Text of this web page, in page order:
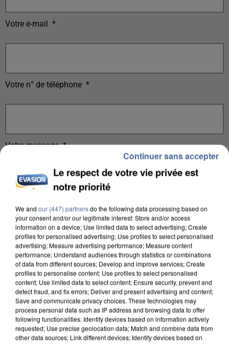
Votre e-mail *
Votre n° de téléphone *
Votre message*
Taille maximum : 500 caractères
Votre CV
L'upload de fichier est limité à 2Mo pour les images et PDF et 5Mo pour les
audios.
Votre lettre de motivation
Le respect de votre vie privée est
notre priorité
We and our (447) partnersdo the following data processing based on
your consent and/or our legitimate interest: Store and/or access
information on a device; Use limited data to select advertising; Create
profiles for personalised advertising; Use profiles to select personalised
advertising; Measure advertising performance; Measure content
performance; Understand audiences through statistics or combinations
of data from different sources; Develop and improve services; Create
profiles to personalise content; Use profiles to select personalised
content; Use limited data to select content; Ensure security, prevent and
detect fraud, and fix errors; Deliver and present advertising and content;
Save and communicate privacy choices. These technologies may
process personal data such as IP address and browsing data to offer
following functionalities: Identify devices based on information actively
requested; Use precise geolocation data; Match and combine data from
other data sources; Link different devices; Identify devices based on
Continuer sans accepter